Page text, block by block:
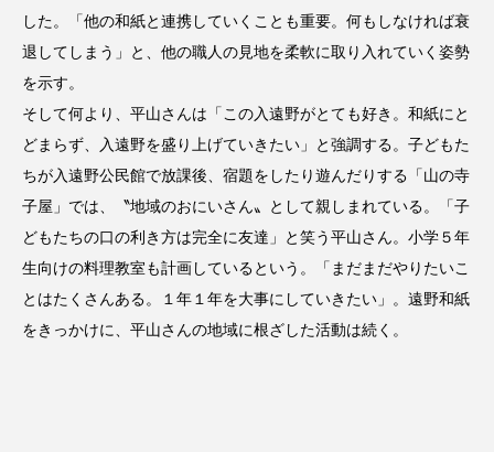
した。「他の和紙と連携していくことも重要。何もしなければ衰
退してしまう」と、他の職人の見地を柔軟に取り入れていく姿勢
を示す。
そして何より、平山さんは「この入遠野がとても好き。和紙にと
どまらず、入遠野を盛り上げていきたい」と強調する。子どもた
ちが入遠野公民館で放課後、宿題をしたり遊んだりする「山の寺
子屋」では、〝地域のおにいさん〟として親しまれている。「子
どもたちの口の利き方は完全に友達」と笑う平山さん。小学５年
生向けの料理教室も計画しているという。「まだまだやりたいこ
とはたくさんある。１年１年を大事にしていきたい」。遠野和紙
をきっかけに、平山さんの地域に根ざした活動は続く。